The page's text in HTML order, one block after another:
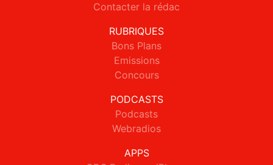
Contacter la rédac
RUBRIQUES
Bons Plans
Emissions
Concours
PODCASTS
Podcasts
Webradios
APPS